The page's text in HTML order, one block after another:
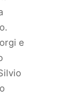
e